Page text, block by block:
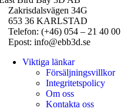
34G
36 KARLSTAD
(+46) 054 – 21 40 00
info@ebb3d.se
Viktiga länkar
Försäljningsvillkor
Integritetspolicy
Om oss
Kontakta oss